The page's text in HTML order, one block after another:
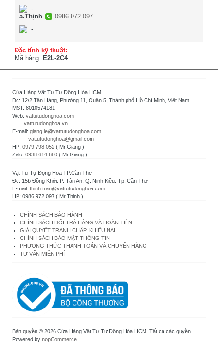
-
a.Thịnh
0986 972 097
-
Đặc tính kỹ thuật:
Mã hàng: E2L-2C4
Cửa Hàng Vật Tư Tự Động Hóa HCM
Đc: 12/2 Tân Hàng, Phường 11, Quận 5, Thành phố Hồ Chí Minh, Việt Nam
MST: 8010574181
Web: vattutudonghoa.com
vattutudonghoa.vn
E-mail: giang.le@vattutudonghoa.com
vattutudonghoa@gmail.com
HP: 0979 798 052 ( Mr.Giang )
Zalo: 0938 614 680 ( Mr.Giang )
Vật Tư Tự Động Hóa TP.Cần Thơ
Đc: 15b Đồng Khởi. P. Tân An. Q. Ninh Kiều. Tp. Cần Thơ
E-mail: thinh.tran@vattutudonghoa.com
HP: 0986 972 097 ( Mr.Thịnh )
CHÍNH SÁCH BẢO HÀNH
CHÍNH SÁCH ĐỔI TRẢ HÀNG VÀ HOÀN TIỀN
GIẢI QUYẾT TRANH CHẤP, KHIẾU NẠI
CHÍNH SÁCH BẢO MẬT THÔNG TIN
PHƯƠNG THỨC THANH TOÁN VÀ CHUYỂN HÀNG
TƯ VẤN MIỄN PHÍ
Bản quyền © 2026 Cửa Hàng Vật Tư Tự Động Hóa HCM. Tất cả các quyền.
Powered by nopCommerce